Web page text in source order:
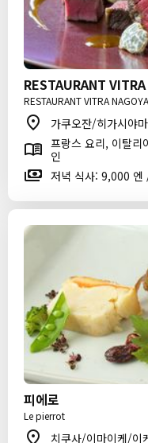
RESTAURANT
RESTAURANT VITRA NAGOYA
가쿠오잔/히가시야
프랑스 요리, 이탈
인
저녁 식사: 9,000
피에로
Le pierrot
치쿠사/이마이케/이